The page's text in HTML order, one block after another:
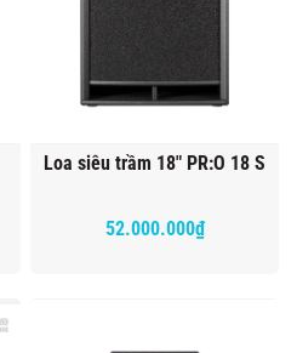
Loa siêu trầm 18" PR:O 18 S
52.000.000₫